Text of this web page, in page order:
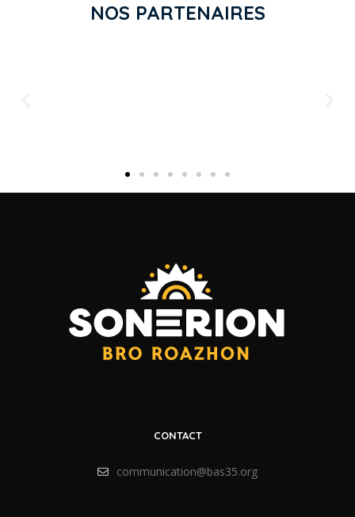
NOS PARTENAIRES
CONTACT
communication@bas35.org